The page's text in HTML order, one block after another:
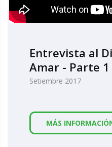
Entrevista al
Amar - Parte 1
Setiembre 2017
MÁS